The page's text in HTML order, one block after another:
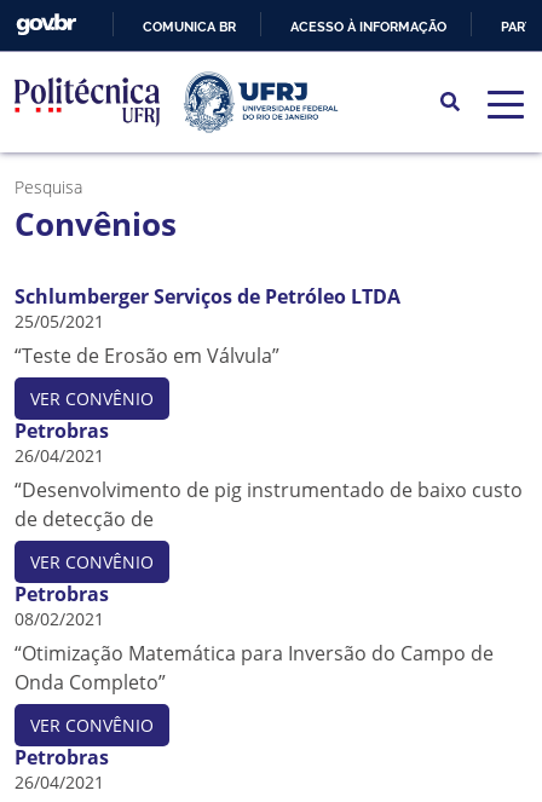
PARA
O
CONTEÚDO
COMUNICA BR ACESSO À INFORMAÇÃO
Pesquisa
Convênios
Schlumberger Serviços de Petróleo LTDA
25/05/2021
“Teste de Erosão em Válvula”
VER CONVÊNIO
Petrobras
26/04/2021
“Desenvolvimento de pig instrumentado de baixo custo
de detecção de
VER CONVÊNIO
Petrobras
08/02/2021
“Otimização Matemática para Inversão do Campo de
Onda Completo”
VER CONVÊNIO
Petrobras
26/04/2021